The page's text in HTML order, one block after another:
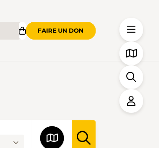
FAIRE UN DON